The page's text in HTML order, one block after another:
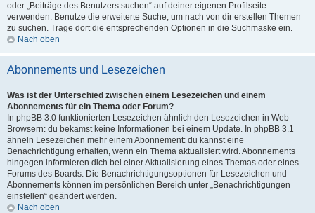
oder „Beiträge des Benutzers suchen“ auf deiner eigenen Profilseite
verwenden. Benutze die erweiterte Suche, um nach von dir erstellen Themen
zu suchen. Trage dort die entsprechenden Optionen in die Suchmaske ein.
Nach oben
Abonnements und Lesezeichen
Was ist der Unterschied zwischen einem Lesezeichen und einem
Abonnements für ein Thema oder Forum?
In phpBB 3.0 funktionierten Lesezeichen ähnlich den Lesezeichen in Web-
Browsern: du bekamst keine Informationen bei einem Update. In phpBB 3.1
ähneln Lesezeichen mehr einem Abonnement: du kannst eine
Benachrichtigung erhalten, wenn ein Thema aktualisiert wird. Abonnements
hingegen informieren dich bei einer Aktualisierung eines Themas oder eines
Forums des Boards. Die Benachrichtigungsoptionen für Lesezeichen und
Abonnements können im persönlichen Bereich unter „Benachrichtigungen
einstellen“ geändert werden.
Nach oben